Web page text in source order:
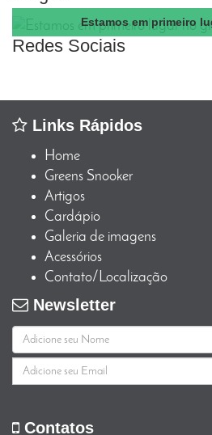
Estamos em primeiro
Redes Sociais
Links Rápidos
Home
Greens Snooker
Artigos
Cardápio
Galeria de imagens
Acessórios
Contato/Localização
Newsletter
Contatos